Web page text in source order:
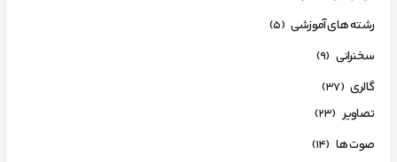
رشته های آموزشی (5)
سخنرانی (9)
گالری (37)
تصاویر (23)
صوت ها (14)